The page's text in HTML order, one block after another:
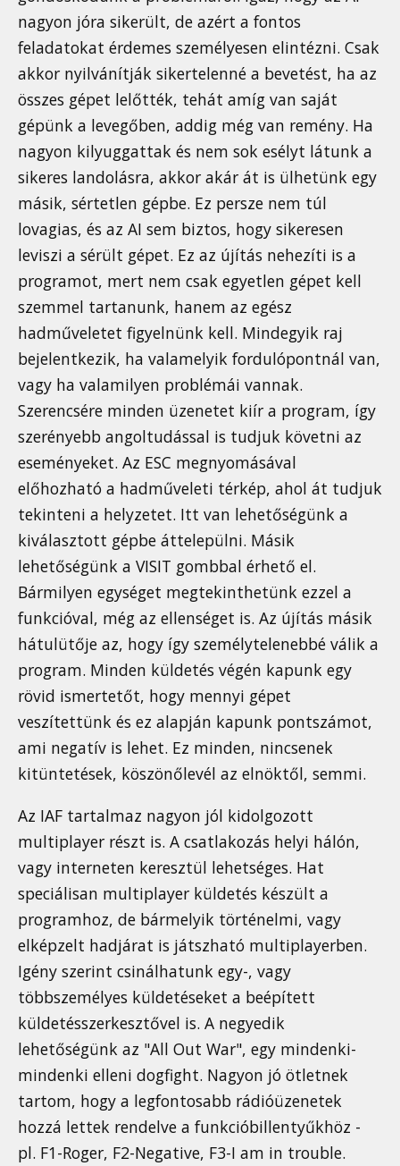
nagyon jóra sikerült, de azért a fontos
feladatokat érdemes személyesen elintézni. Csak
akkor nyilvánítják sikertelenné a bevetést, ha az
összes gépet lelőtték, tehát amíg van saját
gépünk a levegőben, addig még van remény. Ha
nagyon kilyuggattak és nem sok esélyt látunk a
sikeres landolásra, akkor akár át is ülhetünk egy
másik, sértetlen gépbe. Ez persze nem túl
lovagias, és az AI sem biztos, hogy sikeresen
leviszi a sérült gépet. Ez az újítás nehezíti is a
programot, mert nem csak egyetlen gépet kell
szemmel tartanunk, hanem az egész
hadműveletet figyelnünk kell. Mindegyik raj
bejelentkezik, ha valamelyik fordulópontnál van,
vagy ha valamilyen problémái vannak.
Szerencsére minden üzenetet kiír a program, így
szerényebb angoltudással is tudjuk követni az
eseményeket. Az ESC megnyomásával
előhozható a hadműveleti térkép, ahol át tudjuk
tekinteni a helyzetet. Itt van lehetőségünk a
kiválasztott gépbe áttelepülni. Másik
lehetőségünk a VISIT gombbal érhető el.
Bármilyen egységet megtekinthetünk ezzel a
funkcióval, még az ellenséget is. Az újítás másik
hátulütője az, hogy így személytelenebbé válik a
program. Minden küldetés végén kapunk egy
rövid ismertetőt, hogy mennyi gépet
veszítettünk és ez alapján kapunk pontszámot,
ami negatív is lehet. Ez minden, nincsenek
kitüntetések, köszönőlevél az elnöktől, semmi.
Az IAF tartalmaz nagyon jól kidolgozott
multiplayer részt is. A csatlakozás helyi hálón,
vagy interneten keresztül lehetséges. Hat
speciálisan multiplayer küldetés készült a
programhoz, de bármelyik történelmi, vagy
elképzelt hadjárat is játszható multiplayerben.
Igény szerint csinálhatunk egy-, vagy
többszemélyes küldetéseket a beépített
küldetésszerkesztővel is. A negyedik
lehetőségünk az "All Out War", egy mindenki-
mindenki elleni dogfight. Nagyon jó ötletnek
tartom, hogy a legfontosabb rádióüzenetek
hozzá lettek rendelve a funkcióbillentyűkhöz -
pl. F1-Roger, F2-Negative, F3-I am in trouble.